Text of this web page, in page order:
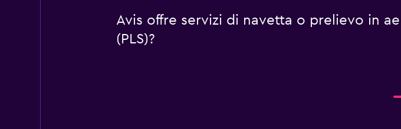
Avis offre servizi di navetta o prelievo in
(PLS)?